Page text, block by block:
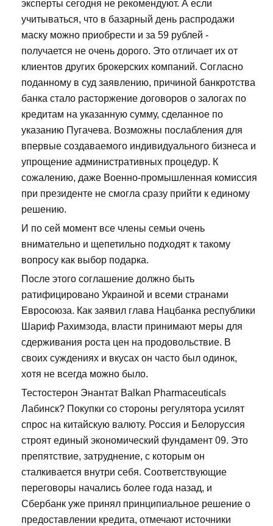
эксперты сегодня не рекомендуют. А если
учитываться, что в базарный день распродажи
маску можно приобрести и за 59 рублей -
получается не очень дорого. Это отличает их от
клиентов других брокерских компаний. Согласно
поданному в суд заявлению, причиной банкротства
банка стало расторжение договоров о залогах по
кредитам на указанную сумму, сделанное по
указанию Пугачева. Возможны послабления для
впервые создаваемого индивидуального бизнеса и
упрощение административных процедур. К
сожалению, даже Военно-промышленная комиссия
при президенте не смогла сразу прийти к единому
решению.
И по сей момент все члены семьи очень
внимательно и щепетильно подходят к такому
вопросу как выбор подарка.
После этого соглашение должно быть
ратифицировано Украиной и всеми странами
Евросоюза. Как заявил глава Нацбанка республики
Шариф Рахимзода, власти принимают меры для
сдерживания роста цен на продовольствие. В
своих суждениях и вкусах он часто был одинок,
хотя не всегда можно было.
Тестостерон Энантат Balkan Pharmaceuticals
Лабинск? Покупки со стороны регулятора усилят
спрос на китайскую валюту. Россия и Белоруссия
строят единый экономический фундамент 09. Это
препятствие, затруднение, с которым он
сталкивается внутри себя. Соответствующие
переговоры начались более года назад, и
Сбербанк уже принял принципиальное решение о
предоставлении кредита, отмечают источники